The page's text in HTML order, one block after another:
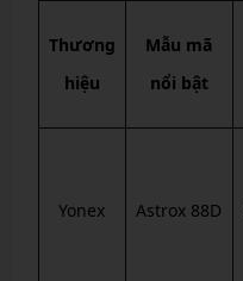
Thương
hiệu
Mẫu mã
nổi bật
Yonex Astrox 88D